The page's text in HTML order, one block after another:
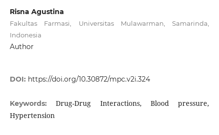
Risna Agustina
Fakultas Farmasi, Universitas Mulawarman, Samarinda,
Indonesia
Author
DOI: https://doi.org/10.30872/mpc.v2i.324
Keywords:Drug-Drug Interactions, Blood pressure,
Hypertension